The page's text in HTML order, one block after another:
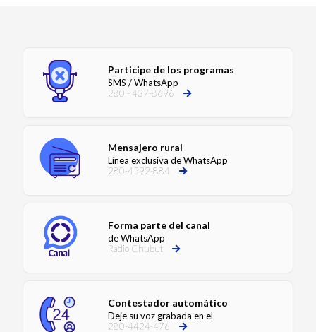
Participe de los programas
SMS / WhatsApp
280 - 437-8696
Mensajero rural
Línea exclusiva de WhatsApp
280-4592-884
Forma parte del canal
de WhatsApp
Radio Chubut
Contestador automático
Deje su voz grabada en el
280-4424-476